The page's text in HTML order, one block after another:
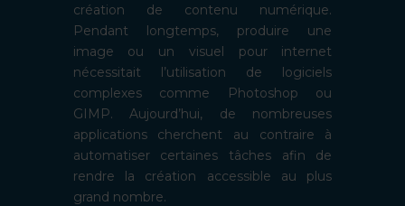
création de contenu numérique.
Pendant longtemps, produire une
image ou un visuel pour internet
nécessitait l’utilisation de logiciels
complexes comme Photoshop ou
GIMP. Aujourd’hui, de nombreuses
applications cherchent au contraire à
automatiser certaines tâches afin de
rendre la création accessible au plus
grand nombre.